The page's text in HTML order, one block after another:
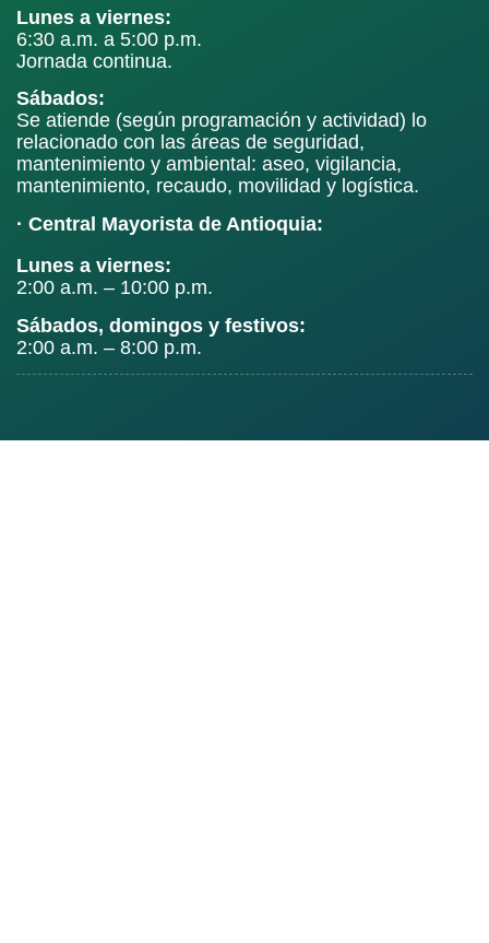
Lunes a viernes:
6:30 a.m. a 5:00 p.m.
Jornada continua.
Sábados:
Se atiende (según programación y actividad) lo
relacionado con las áreas de seguridad,
mantenimiento y ambiental: aseo, vigilancia,
mantenimiento, recaudo, movilidad y logística.
· Central Mayorista de Antioquia:
Lunes a viernes:
2:00 a.m. – 10:00 p.m.
Sábados, domingos y festivos:
2:00 a.m. – 8:00 p.m.